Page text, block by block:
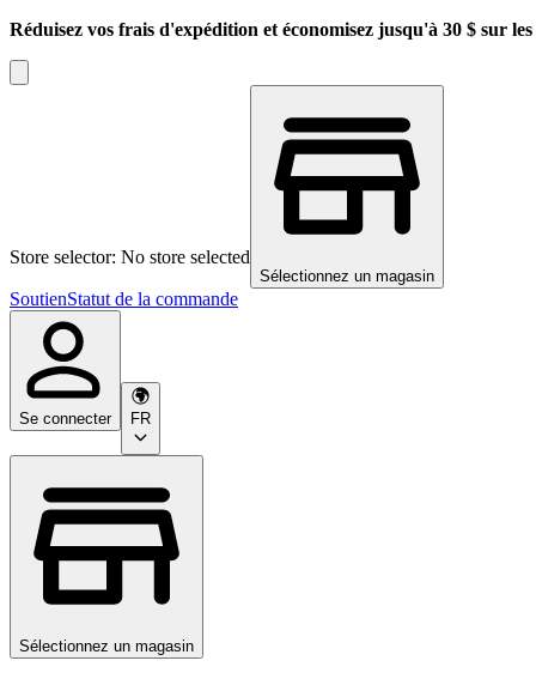
Réduisez vos frais d'expédition et économisez jusqu'à 30 $ sur
Store selector: No store selected
Sélectionnez un magasin
SoutienStatut de la commande
Se connecter FR
Sélectionnez un magasin